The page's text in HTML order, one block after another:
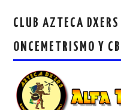
CLUB AZTECA
ONCEMETRISMO Y CB